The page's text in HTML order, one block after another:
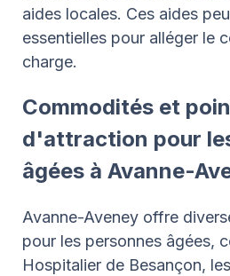
aides locales. Ces aides
essentielles pour alléger le
charge.
Commodités et
d'attraction pour
âgées à Avanne-
Avanne-Aveney offre
pour les personnes âgées,
Hospitalier de Besançon,